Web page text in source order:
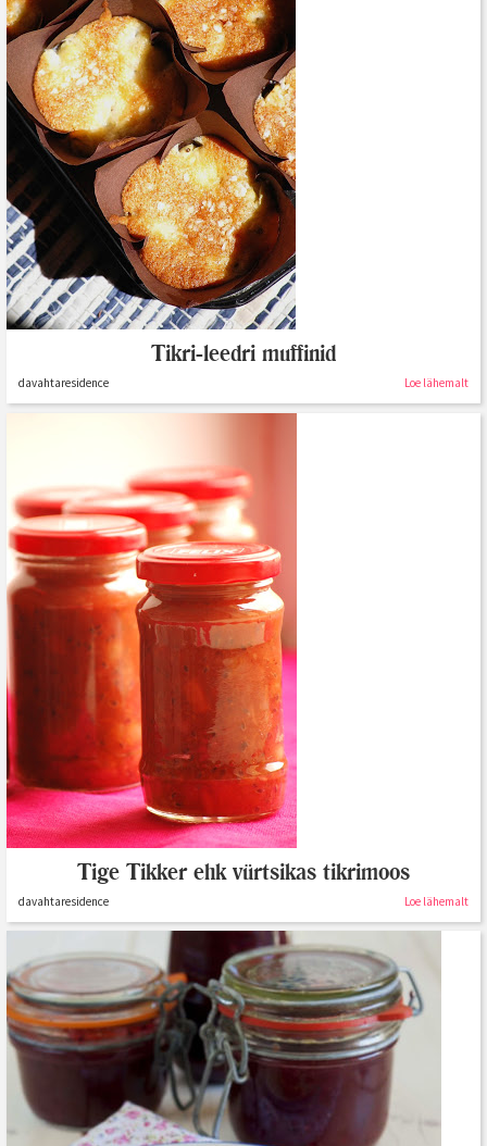
Tikri-leedri muffinid
davahtaresidence Loe lähemalt
Tige Tikker ehk vürtsikas tikrimoos
davahtaresidence Loe lähemalt